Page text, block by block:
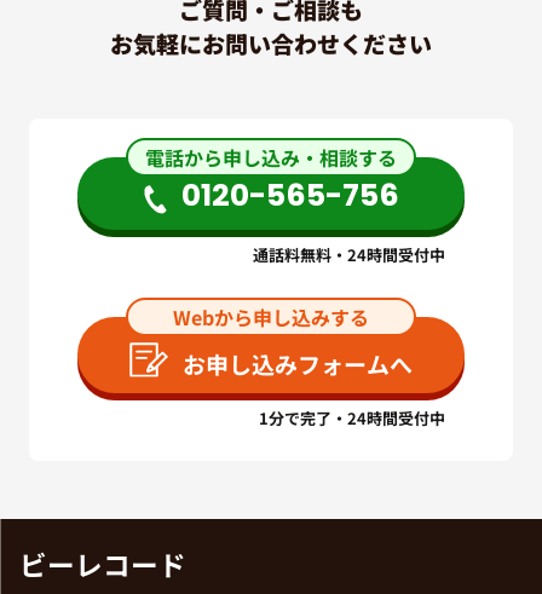
ご質問・ご相談も
お気軽にお問い合わせください
電話から申し込み・相談する
0120-565-756
通話料無料・24時間受付中
Webから申し込みする
お申し込みフォームへ
1分で完了・24時間受付中
ビーレコード